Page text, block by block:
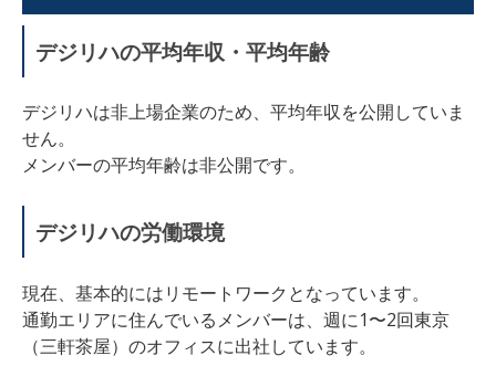
デジリハの平均年収・平均年齢
デジリハは非上場企業のため、平均年収を公開していま
せん。
メンバーの平均年齢は非公開です。
デジリハの労働環境
現在、基本的にはリモートワークとなっています。
通勤エリアに住んでいるメンバーは、週に1〜2回東京
（三軒茶屋）のオフィスに出社しています。